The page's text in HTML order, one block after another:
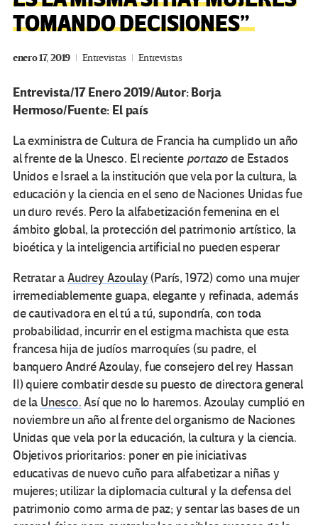
TOMANDO DECISIONES”
enero 17, 2019 Entrevistas Entrevistas
Entrevista/17 Enero 2019/Autor: Borja
Hermoso/Fuente: El país
La exministra de Cultura de Francia ha cumplido un año
al frente de la Unesco. El reciente portazode Estados
Unidos e Israel a la institución que vela por la cultura, la
educación y la ciencia en el seno de Naciones Unidas fue
un duro revés. Pero la alfabetización femenina en el
ámbito global, la protección del patrimonio artístico, la
bioética y la inteligencia artificial no pueden esperar
Retratar aAudrey Azoulay(París, 1972) como una mujer
irremediablemente guapa, elegante y refinada, además
de cautivadora en el tú a tú, supondría, con toda
probabilidad, incurrir en el estigma machista que esta
francesa hija de judíos marroquíes (su padre, el
banquero André Azoulay, fue consejero del rey Hassan
II) quiere combatir desde su puesto de directora general
de la Unesco.Así que no lo haremos. Azoulay cumplió en
noviembre un año al frente del organismo de Naciones
Unidas que vela por la educación, la cultura y la ciencia.
Objetivos prioritarios: poner en pie iniciativas
educativas de nuevo cuño para alfabetizar a niñas y
mujeres; utilizar la diplomacia cultural y la defensa del
patrimonio como arma de paz; y sentar las bases de un